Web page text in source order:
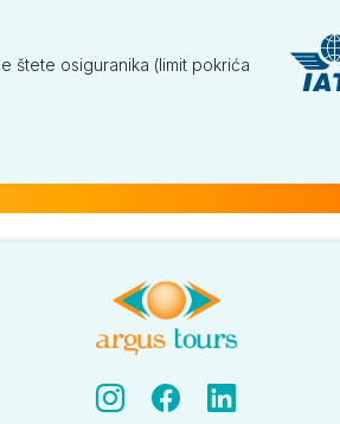
štete osiguranika (limit pokrića